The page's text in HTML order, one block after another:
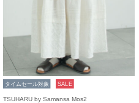
タイムセール対象 SALE
TSUHARU by Samansa Mos2